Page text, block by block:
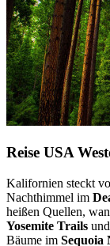
Reise USA
Kalifornien steckt
Nachthimmel im
heißen Quellen,
Yosemite Trails
Bäume im Sequoia